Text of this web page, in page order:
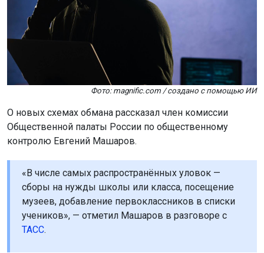
Фото: magnific.com / создано с помощью ИИ
О новых схемах обмана рассказал член комиссии
Общественной палаты России по общественному
контролю Евгений Машаров.
«В числе самых распространённых уловок —
сборы на нужды школы или класса, посещение
музеев, добавление первоклассников в списки
учеников», — отметил Машаров в разговоре с
ТАСС.